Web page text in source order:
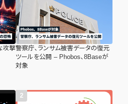
攻撃警察庁、ランサム被害データの復元
ツールを公開 – Phobos、8Baseが
対象